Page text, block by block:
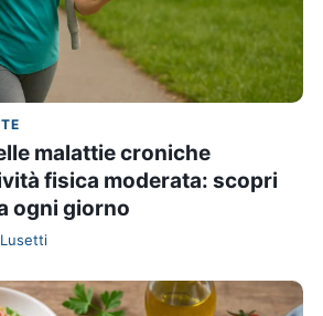
malattie croniche
fisica moderata: scopri
ogni giorno